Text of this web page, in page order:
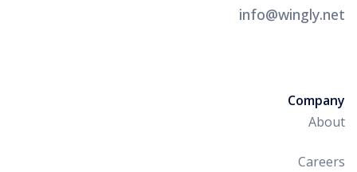
info@wingly.net
Company
About
Careers